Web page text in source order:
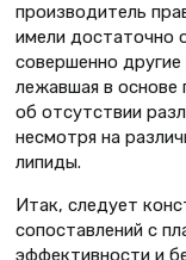
производитель
имели достаточно
совершенно другие
лежавшая в основе
об отсутствии
несмотря на
липиды.
Итак, следует
сопоставлений с
эффективности и